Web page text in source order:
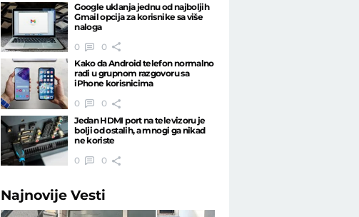
Google uklanja jednu od najboljih
Gmail opcija za korisnike sa više
naloga
0
0
Kako da Android telefon normalno
radi u grupnom razgovoru sa
iPhone korisnicima
0
0
Jedan HDMI port na televizoru je
bolji od ostalih, a mnogi ga nikad
ne koriste
0
0
NajnovijeVesti